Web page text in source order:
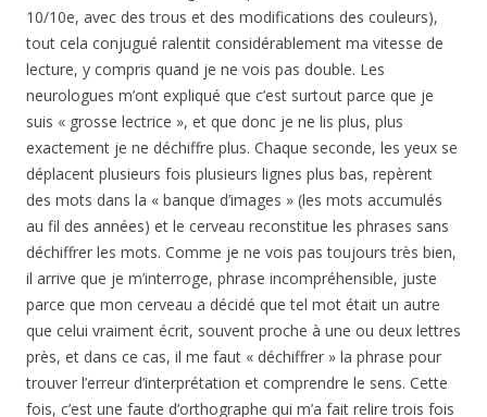
10/10e, avec des trous et des modifications des couleurs),
tout cela conjugué ralentit considérablement ma vitesse de
lecture, y compris quand je ne vois pas double. Les
neurologues m’ont expliqué que c’est surtout parce que je
suis « grosse lectrice », et que donc je ne lis plus, plus
exactement je ne déchiffre plus. Chaque seconde, les yeux se
déplacent plusieurs fois plusieurs lignes plus bas, repèrent
des mots dans la « banque d’images » (les mots accumulés
au fil des années) et le cerveau reconstitue les phrases sans
déchiffrer les mots. Comme je ne vois pas toujours très bien,
il arrive que je m’interroge, phrase incompréhensible, juste
parce que mon cerveau a décidé que tel mot était un autre
que celui vraiment écrit, souvent proche à une ou deux lettres
près, et dans ce cas, il me faut « déchiffrer » la phrase pour
trouver l’erreur d’interprétation et comprendre le sens. Cette
fois, c’est une faute d’orthographe qui m’a fait relire trois fois